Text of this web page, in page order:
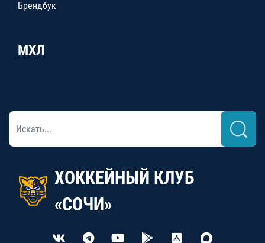
Брендбук
МХЛ
ХОККЕЙНЫЙ КЛУБ
«СОЧИ»